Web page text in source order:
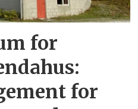
for
for